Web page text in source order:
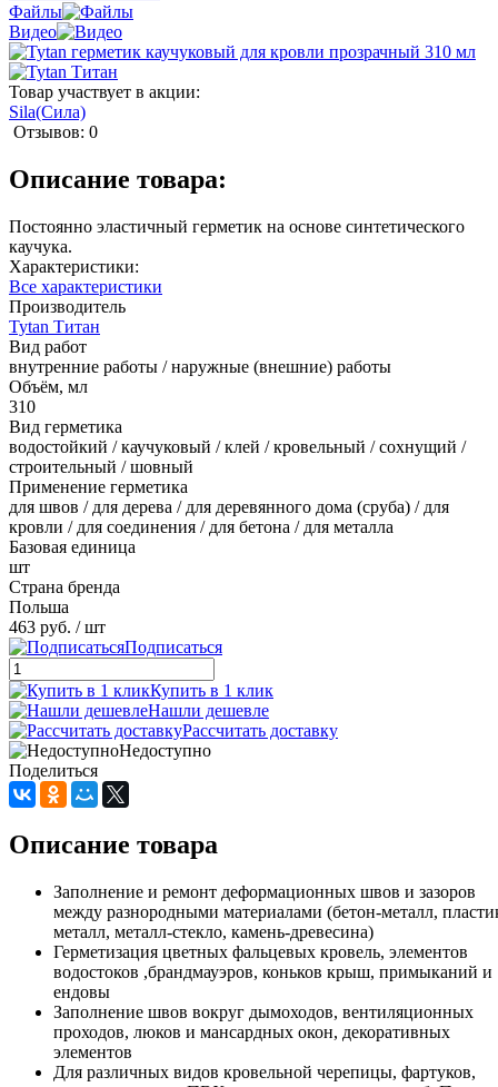
Файлы
Видео
Товар участвует в акции:
Sila(Сила)
Отзывов: 0
Описание товара:
Постоянно эластичный герметик на основе синтетического
каучука.
Характеристики:
Все характеристики
Производитель
Tytan Титан
Вид работ
внутренние работы / наружные (внешние) работы
Объём, мл
310
Вид герметика
водостойкий / каучуковый / клей / кровельный / сохнущий /
строительный / шовный
Применение герметика
для швов / для дерева / для деревянного дома (сруба) / для
кровли / для соединения / для бетона / для металла
Базовая единица
шт
Страна бренда
Польша
463 руб. / шт
Подписаться
Купить в 1 клик
Нашли дешевле
Рассчитать доставку
Недоступно
Поделиться
Описание товара
Заполнение и ремонт деформационных швов и зазоров
между разнородными материалами (бетон-металл,
металл, металл-стекло, камень-древесина)
Герметизация цветных фальцевых кровель, элементов
водостоков ,брандмауэров, коньков крыш, примыканий и
ендовы
Заполнение швов вокруг дымоходов, вентиляционных
проходов, люков и мансардных окон, декоративных
элементов
Для различных видов кровельной черепицы, фартуков,